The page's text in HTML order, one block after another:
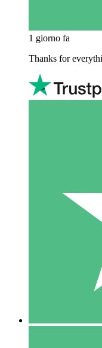
1 giorno fa
Thanks for